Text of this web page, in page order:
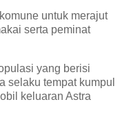
untuk merajut
serta peminat
yang berisi
selaku tempat kumpul
keluaran Astra